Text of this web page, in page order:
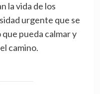
la vida de los
urgente que se
pueda calmar y
camino.